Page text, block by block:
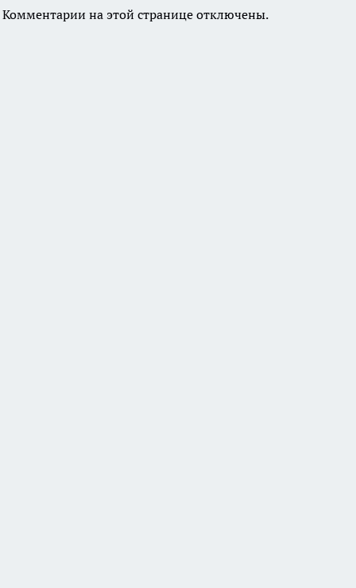
Комментарии на этой странице отключены.